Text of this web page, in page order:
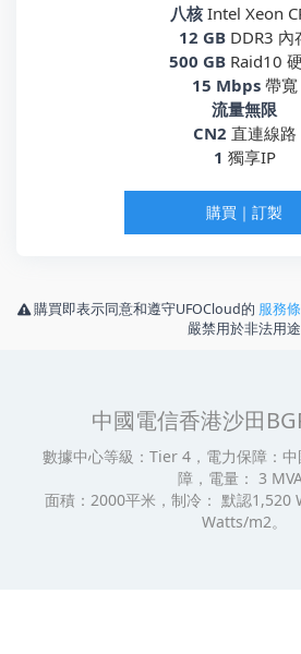
八核Intel Xeon
12 GB DDR3 內
500 GB Raid10
15 Mbps 帶寬
流量無限
CN2 直連線路
1 獨享IP
購買｜訂製
購買即表示同意和遵守UFOCloud的 服務
嚴禁用於非法用途
中國電信香港沙田
數據中心等級：Tier 4，電力保障：中
障，電量： 3
面積：2000平米，制冷： 默認
Watts/m2。